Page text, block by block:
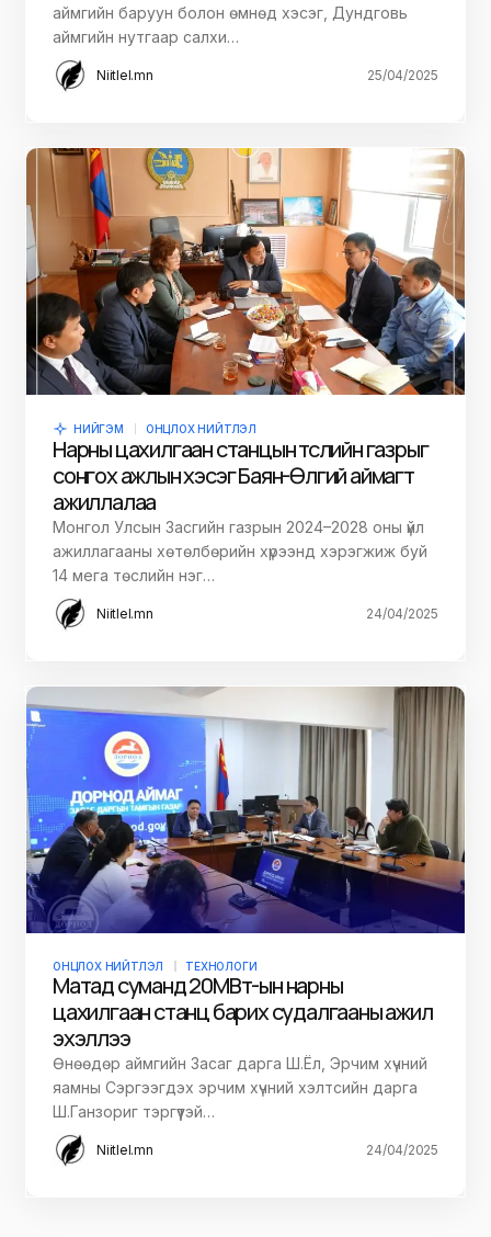
аймгийн баруун болон өмнөд хэсэг, Дундговь
аймгийн нутгаар салхи…
Niitlel.mn 25/04/2025
НИЙГЭМ ОНЦЛОХ НИЙТЛЭЛ
Нарны цахилгаан станцын төслийн газрыг
сонгох ажлын хэсэг Баян-Өлгий аймагт
ажиллалаа
Монгол Улсын Засгийн газрын 2024–2028 оны үйл
ажиллагааны хөтөлбөрийн хүрээнд хэрэгжиж буй
14 мега төслийн нэг…
Niitlel.mn 24/04/2025
ОНЦЛОХ НИЙТЛЭЛ ТЕХНОЛОГИ
Матад суманд 20МВт-ын нарны
цахилгаан станц барих судалгааны ажил
эхэллээ
Өнөөдөр аймгийн Засаг дарга Ш.Ёл, Эрчим хүчний
яамны Сэргээгдэх эрчим хүчний хэлтсийн дарга
Ш.Ганзориг тэргүүтэй…
Niitlel.mn 24/04/2025